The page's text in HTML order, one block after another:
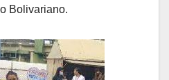
Bolivariano.